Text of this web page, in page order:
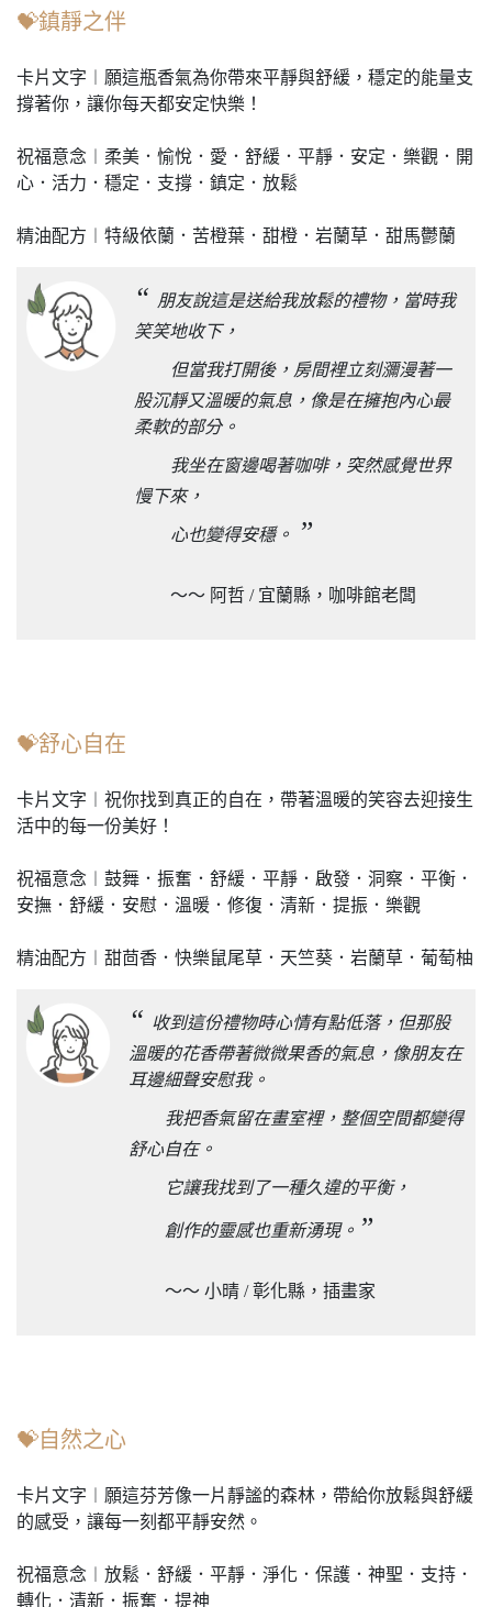
💝鎮靜之伴
卡片文字︱願這瓶香氣為你帶來平靜與舒緩，穩定的能量支
撐著你，讓你每天都安定快樂！
祝福意念︱柔美．愉悅．愛．舒緩．平靜．安定．樂觀．開
心．活力．穩定．支撐．鎮定．放鬆
精油配方︱特級依蘭．苦橙葉．甜橙．岩蘭草．甜馬鬱蘭
“ 朋友說這是送給我放鬆的禮物，當時我
笑笑地收下，
但當我打開後，房間裡立刻瀰漫著一
股沉靜又溫暖的氣息，像是在擁抱內心最
柔軟的部分。
我坐在窗邊喝著咖啡，突然感覺世界
慢下來，
心也變得安穩。 ”
～～ 阿哲 / 宜蘭縣，咖啡館老闆
💝舒心自在
卡片文字︱祝你找到真正的自在，帶著溫暖的笑容去迎接生
活中的每一份美好！
祝福意念︱鼓舞．振奮．舒緩．平靜．啟發．洞察．平衡．
安撫．舒緩．安慰．溫暖．修復．清新．提振．樂觀
精油配方︱甜茴香．快樂鼠尾草．天竺葵．岩蘭草．葡萄柚
“ 收到這份禮物時心情有點低落，但那股
溫暖的花香帶著微微果香的氣息，像朋友在
耳邊細聲安慰我。
我把香氣留在畫室裡，整個空間都變得
舒心自在。
它讓我找到了一種久違的平衡，
創作的靈感也重新湧現。 ”
～～ 小晴 / 彰化縣，插畫家
💝自然之心
卡片文字︱願這芬芳像一片靜謐的森林，帶給你放鬆與舒緩
的感受，讓每一刻都平靜安然。
祝福意念︱放鬆．舒緩．平靜．淨化．保護．神聖．支持．
轉化．清新．振奮．提神